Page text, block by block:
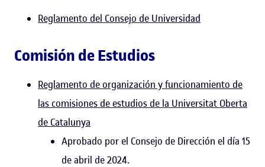
Reglamento del Consejo de Universidad
Comisión de Estudios
Reglamento de organización y funcionamiento de
las comisiones de estudios de la Universitat Oberta
de Catalunya
Aprobado por el Consejo de Dirección el día 15
de abril de 2024.